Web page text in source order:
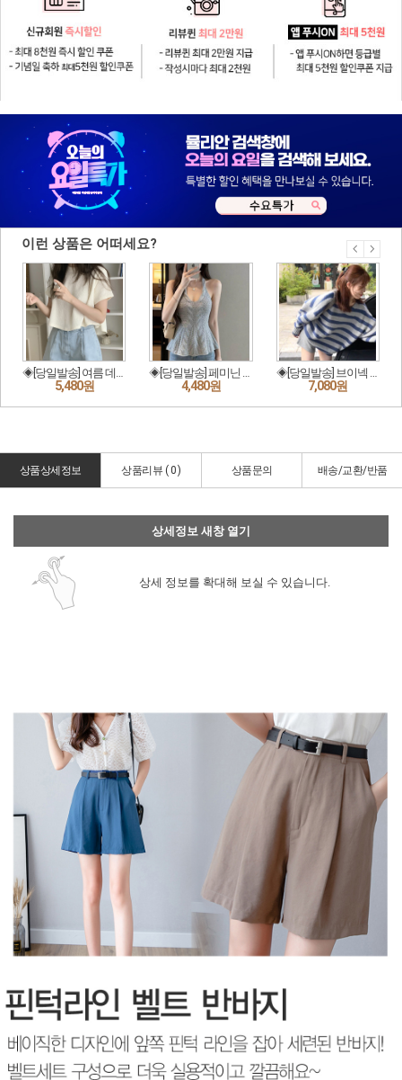
상품상세정보 상품리뷰 (0) 상품문의 배송/교환/반품
상세정보 새창 열기
상세 정보를 확대해 보실 수 있습니다.